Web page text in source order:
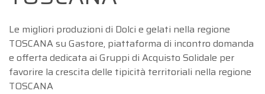
Le migliori produzioni di Dolci e gelati nella regione
TOSCANA su Gastore, piattaforma di incontro domanda
e offerta dedicata ai Gruppi di Acquisto Solidale per
favorire la crescita delle tipicità territoriali nella regione
TOSCANA